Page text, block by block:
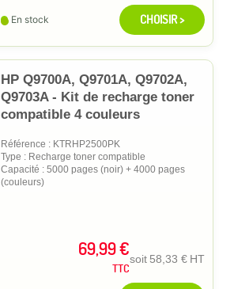
En stock CHOISIR >
HP Q9700A, Q9701A, Q9702A,
Q9703A - Kit de recharge toner
compatible 4 couleurs
Référence : KTRHP2500PK
Type : Recharge toner compatible
Capacité : 5000 pages (noir) + 4000 pages
(couleurs)
69,99 €
TTC
soit 58,33 € HT